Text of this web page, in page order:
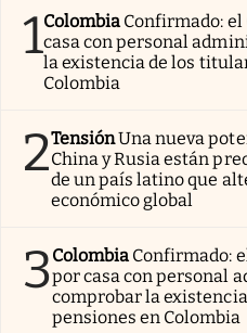
1Colombia Confirmado:
casa con personal
la existencia de los
Colombia
2TensiónUna nueva
China y Rusia están
de un país latino que
económico global
3Colombia Confirmado:
por casa con personal
comprobar la
pensiones en Colombia